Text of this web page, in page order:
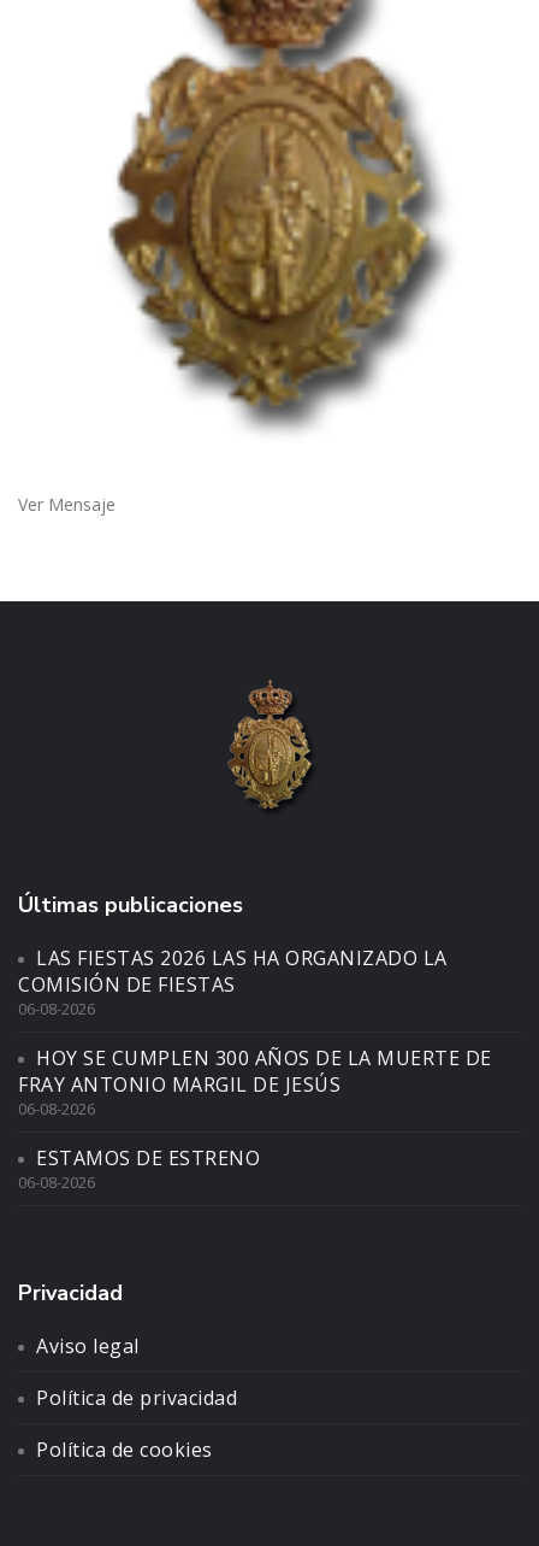
Ver Mensaje
Últimas publicaciones
LAS FIESTAS 2026 LAS HA ORGANIZADO LA
COMISIÓN DE FIESTAS
06-08-2026
HOY SE CUMPLEN 300 AÑOS DE LA MUERTE DE
FRAY ANTONIO MARGIL DE JESÚS
06-08-2026
ESTAMOS DE ESTRENO
06-08-2026
Privacidad
Aviso legal
Política de privacidad
Política de cookies